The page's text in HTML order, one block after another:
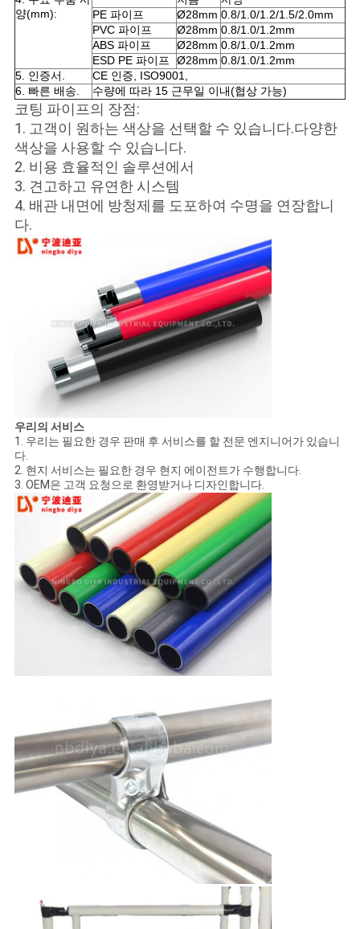
양(mm):
PE 파이프
Ø28mm 0.8/1.0/1.2/1.5/2.0mm
PVC 파이프
Ø28mm 0.8/1.0/1.2mm
ABS 파이프
Ø28mm 0.8/1.0/1.2mm
ESD PE 파이프
Ø28mm 0.8/1.0/1.2mm
5. 인증서.
CE 인증, ISO9001,
6. 빠른 배송.
수량에 따라 15 근무일 이내(협상 가능)
코팅 파이프의 장점:
1. 고객이 원하는 색상을 선택할 수 있습니다.다양한
색상을 사용할 수 있습니다.
2. 비용 효율적인 솔루션에서
3. 견고하고 유연한 시스템
4. 배관 내면에 방청제를 도포하여 수명을 연장합니
다.
우리의 서비스
1. 우리는 필요한 경우 판매 후 서비스를 할 전문 엔지니어가 있습니
다.
2. 현지 서비스는 필요한 경우 현지 에이전트가 수행합니다.
3. OEM은 고객 요청으로 환영받거나 디자인합니다.